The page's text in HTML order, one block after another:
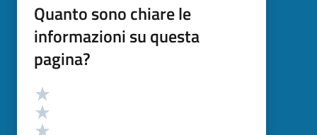
Quanto sono chiare le
informazioni su questa
pagina?
Valutazione